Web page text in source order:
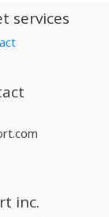
services
inc.